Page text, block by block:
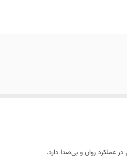
روان و بی‌صدا دارد.